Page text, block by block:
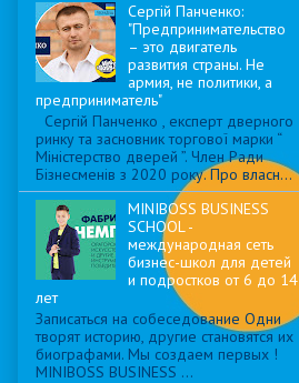
Сергій Панченко:
"Предпринимательство
– это двигатель
развития страны. Не
армия, не политики, а
предприниматель"
Сергій Панченко , експерт дверного
ринку та засновник торгової марки “
Міністерство дверей ”. Член Ради
Бізнесменів з 2020 року. Про власн...
MINIBOSS BUSINESS
SCHOOL -
международная сеть
бизнес-школ для детей
и подростков от 6 до 14
лет
Записаться на собеседование Одни
творят историю, другие становятся их
биографами. Мы создаем первых !
MINIBOSS BUSINESS ...